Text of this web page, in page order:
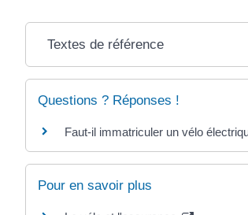
Textes de référence
Questions ? Réponses !
Faut-il immatriculer un vélo
Pour en savoir plus